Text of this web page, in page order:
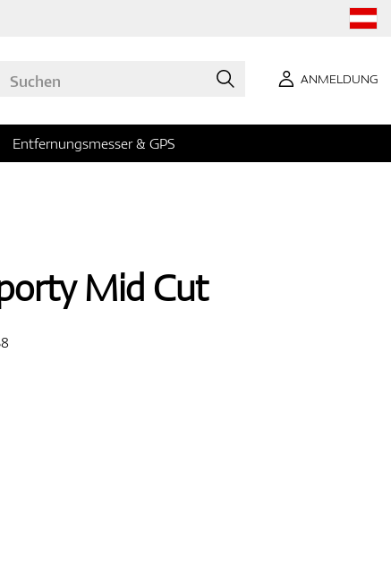
ANMELDUNG
Entfernungsmesser & GPS
Mid Cut